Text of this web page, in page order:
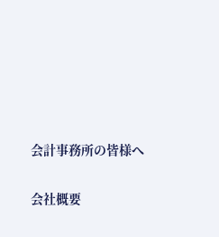
会計事務所の皆様へ
会社概要